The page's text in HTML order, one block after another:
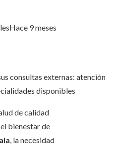
Hace 9 meses
consultas externas: atención
disponibles
de calidad
bienestar de
, la necesidad